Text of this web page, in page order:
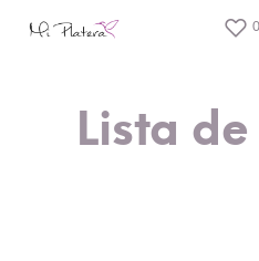
0
Lista